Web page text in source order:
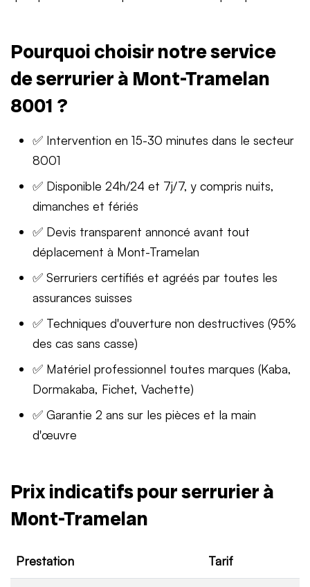
Pourquoi choisir notre service
de serrurier à Mont-Tramelan
8001 ?
✅ Intervention en 15-30 minutes dans le secteur
8001
✅ Disponible 24h/24 et 7j/7, y compris nuits,
dimanches et fériés
✅ Devis transparent annoncé avant tout
déplacement à Mont-Tramelan
✅ Serruriers certifiés et agréés par toutes les
assurances suisses
✅ Techniques d'ouverture non destructives (95%
des cas sans casse)
✅ Matériel professionnel toutes marques (Kaba,
Dormakaba, Fichet, Vachette)
✅ Garantie 2 ans sur les pièces et la main
d'œuvre
Prix indicatifs pour serrurier à
Mont-Tramelan
Prestation Tarif